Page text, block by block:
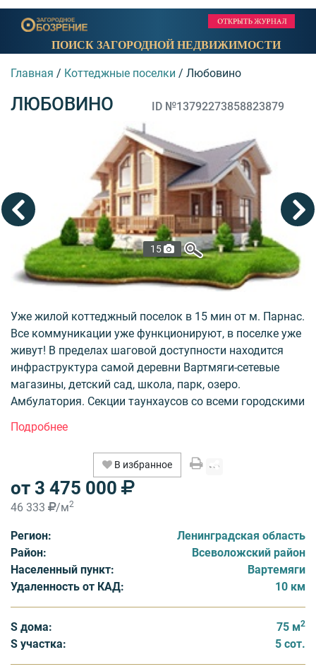
ПОИСК ЗАГОРОДНОЙ НЕДВИЖИМОСТИ
Главная / Коттеджные поселки / Любовино
ЛЮБОВИНО ID №13792273858823879
15
Уже жилой коттеджный поселок в 15 мин от м. Парнас.
Все коммуникации уже функционируют, в поселке уже
живут! В пределах шаговой доступности находится
инфраструктура самой деревни Вартмяги-сетевые
магазины, детский сад, школа, парк, озеро.
Амбулатория. Секции таунхаусов со всеми городскими
СПб! КП "Любовино" аналогичен по своей концепции
расположенному по соседству коттеджному посёлку
«Вартемяги комфорт» и является реальной
альтернативой городской квартире по
привлекательной цене недалеко от КАД с полным
наличием в шаговой доступности всех необходимых
инфраструктурных объектов.
В избранное
от 3 475 000
46 333 /м2
Регион:
Ленинградская область
Район:
Всеволожский район
Населенный пункт:
Вартемяги
Удаленность от КАД:
10 км
S дома: 75 м2
S участка: 5 сот.